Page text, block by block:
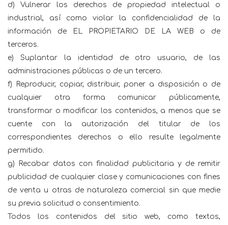
d) Vulnerar los derechos de propiedad intelectual o
industrial, así como violar la confidencialidad de la
información de EL PROPIETARIO DE LA WEB o de
terceros.
e) Suplantar la identidad de otro usuario, de las
administraciones públicas o de un tercero.
f) Reproducir, copiar, distribuir, poner a disposición o de
cualquier otra forma comunicar públicamente,
transformar o modificar los contenidos, a menos que se
cuente con la autorización del titular de los
correspondientes derechos o ello resulte legalmente
permitido.
g) Recabar datos con finalidad publicitaria y de remitir
publicidad de cualquier clase y comunicaciones con fines
de venta u otras de naturaleza comercial sin que medie
su previa solicitud o consentimiento.
Todos los contenidos del sitio web, como textos,